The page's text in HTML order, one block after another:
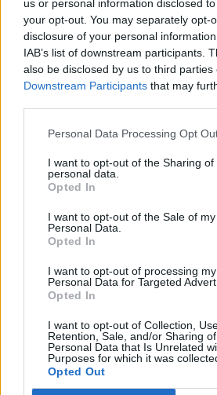
us or personal information disclosed
your opt-out. You may separately opt-
disclosure of your personal
IAB’s list of downstream participants.
also be disclosed by us to third parties
Downstream Participants that may
Personal Data Processing Opt
I want to opt-out of the Sharing of
personal data.
Opted In
I want to opt-out of the Sale of my
Personal Data.
Opted In
I want to opt-out of processing my
Personal Data for Targeted
Opted In
I want to opt-out of Collection,
Retention, Sale, and/or Sharing
Personal Data that Is Unrelated
Purposes for which it was
Opted Out
bond BTP
Condividi